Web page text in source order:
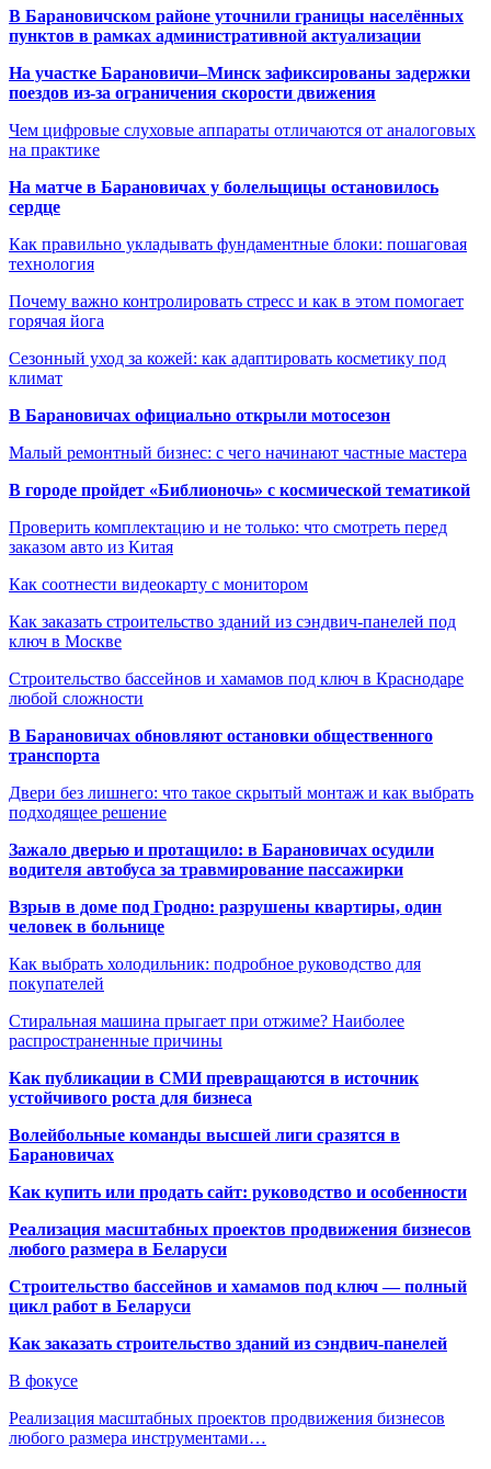
В Барановичском районе уточнили границы населённых
пунктов в рамках административной актуализации
На участке Барановичи–Минск зафиксированы задержки
поездов из-за ограничения скорости движения
Чем цифровые слуховые аппараты отличаются от аналоговых
на практике
На матче в Барановичах у болельщицы остановилось
сердце
Как правильно укладывать фундаментные блоки: пошаговая
технология
Почему важно контролировать стресс и как в этом помогает
горячая йога
Сезонный уход за кожей: как адаптировать косметику под
климат
В Барановичах официально открыли мотосезон
Малый ремонтный бизнес: с чего начинают частные мастера
В городе пройдет «Библионочь» с космической тематикой
Проверить комплектацию и не только: что смотреть перед
заказом авто из Китая
Как соотнести видеокарту с монитором
Как заказать строительство зданий из сэндвич-панелей под
ключ в Москве
Строительство бассейнов и хамамов под ключ в Краснодаре
любой сложности
В Барановичах обновляют остановки общественного
транспорта
Двери без лишнего: что такое скрытый монтаж и как выбрать
подходящее решение
Зажало дверью и протащило: в Барановичах осудили
водителя автобуса за травмирование пассажирки
Взрыв в доме под Гродно: разрушены квартиры, один
человек в больнице
Как выбрать холодильник: подробное руководство для
покупателей
Стиральная машина прыгает при отжиме? Наиболее
распространенные причины
Как публикации в СМИ превращаются в источник
устойчивого роста для бизнеса
Волейбольные команды высшей лиги сразятся в
Барановичах
Как купить или продать сайт: руководство и особенности
Реализация масштабных проектов продвижения бизнесов
любого размера в Беларуси
Строительство бассейнов и хамамов под ключ — полный
цикл работ в Беларуси
Как заказать строительство зданий из сэндвич-панелей
В фокусе
Реализация масштабных проектов продвижения бизнесов
любого размера инструментами…